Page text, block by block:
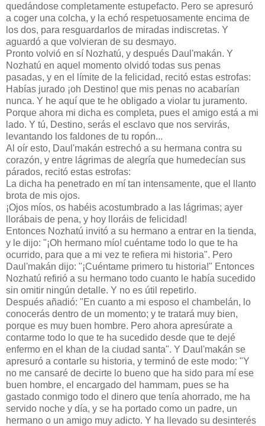
quedándose completamente estupefacto. Pero se apresuró
a coger una colcha, y la echó respetuosamente encima de
los dos, para resguardarlos de miradas indiscretas. Y
aguardó a que volvieran de su desmayo.
Pronto volvió en sí Nozhatú, y después Daul'makán. Y
Nozhatú en aquel momento olvidó todas sus penas
pasadas, y en el límite de la felicidad, recitó estas estrofas:
Habías jurado ¡oh Destino! que mis penas no acabarían
nunca. Y he aquí que te he obligado a violar tu juramento.
Porque ahora mi dicha es completa, pues el amigo está a mi
lado. Y tú, Destino, serás el esclavo que nos servirás,
levantando los faldones de tu ropón...
Al oír esto, Daul'makán estrechó a su hermana contra su
corazón, y entre lágrimas de alegría que humedecían sus
párados, recitó estas estrofas:
La dicha ha penetrado en mí tan intensamente, que el llanto
brota de mis ojos.
¡Ojos míos, os habéis acostumbrado a las lágrimas; ayer
llorábais de pena, y hoy lloráis de felicidad!
Entonces Nozhatú invitó a su hermano a entrar en la tienda,
y le dijo: "¡Oh hermano mío! cuéntame todo lo que te ha
ocurrido, para que a mi vez te refiera mi historia". Pero
Daul'makán dijo: "¡Cuéntame primero tu historia!" Entonces
Nozhatú refirió a su hermano todo cuanto le había sucedido
sin omitir ningún detalle. Y no es útil repetirlo.
Después añadió: "En cuanto a mi esposo el chambelán, lo
conocerás dentro de un momento; y te tratará muy bien,
porque es muy buen hombre. Pero ahora apresúrate a
contarme todo lo que te ha sucedido desde que te dejé
enfermo en el khan de la ciudad santa". Y Daul'makán se
apresuró a contarle su historia, y terminó de este modo: "Y
no me cansaré de decirte lo bueno que ha sido para mí ese
buen hombre, el encargado del hammam, pues se ha
gastado conmigo todo el dinero que tenía ahorrado, me ha
servido noche y día, y se ha portado como un padre, un
hermano o un amigo muy adicto. Y ha llevado su desinterés